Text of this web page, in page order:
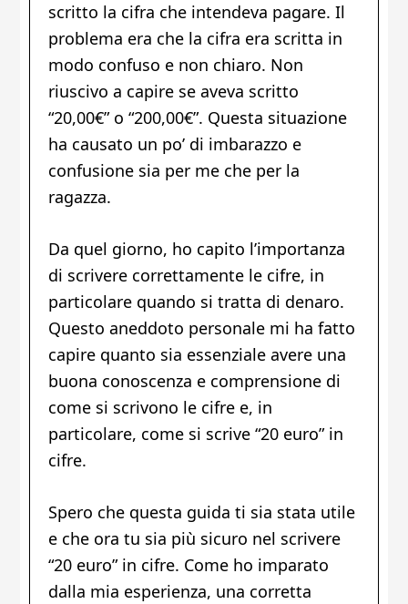
scritto la cifra che intendeva pagare. Il
problema era che la cifra era scritta in
modo confuso e non chiaro. Non
riuscivo a capire se aveva scritto
“20,00€” o “200,00€”. Questa situazione
ha causato un po’ di imbarazzo e
confusione sia per me che per la
ragazza.
Da quel giorno, ho capito l’importanza
di scrivere correttamente le cifre, in
particolare quando si tratta di denaro.
Questo aneddoto personale mi ha fatto
capire quanto sia essenziale avere una
buona conoscenza e comprensione di
come si scrivono le cifre e, in
particolare, come si scrive “20 euro” in
cifre.
Spero che questa guida ti sia stata utile
e che ora tu sia più sicuro nel scrivere
“20 euro” in cifre. Come ho imparato
dalla mia esperienza, una corretta